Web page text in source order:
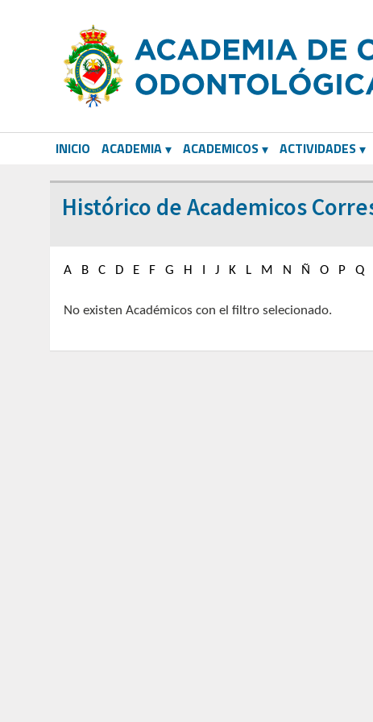
INICIO ACADEMIA ACADEMICOS ACTIVIDADES
Histórico de Academicos
A B C D E F G H J K L M N Ñ O P Q
No existen Académicos con el filtro selecionado.